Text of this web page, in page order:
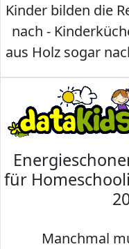
Kinder bilden die
nach -
aus Holz sogar
für
Manchmal